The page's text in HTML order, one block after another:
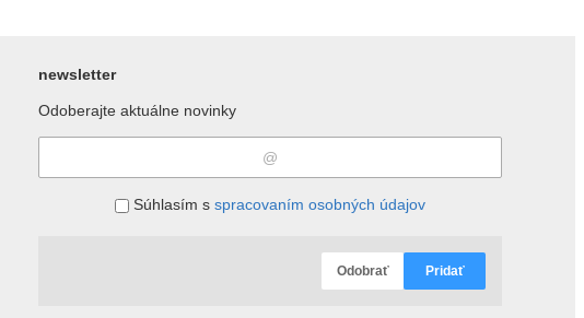
newsletter
Odoberajte aktuálne novinky
Súhlasím s spracovaním osobných údajov
Odobrať Pridať